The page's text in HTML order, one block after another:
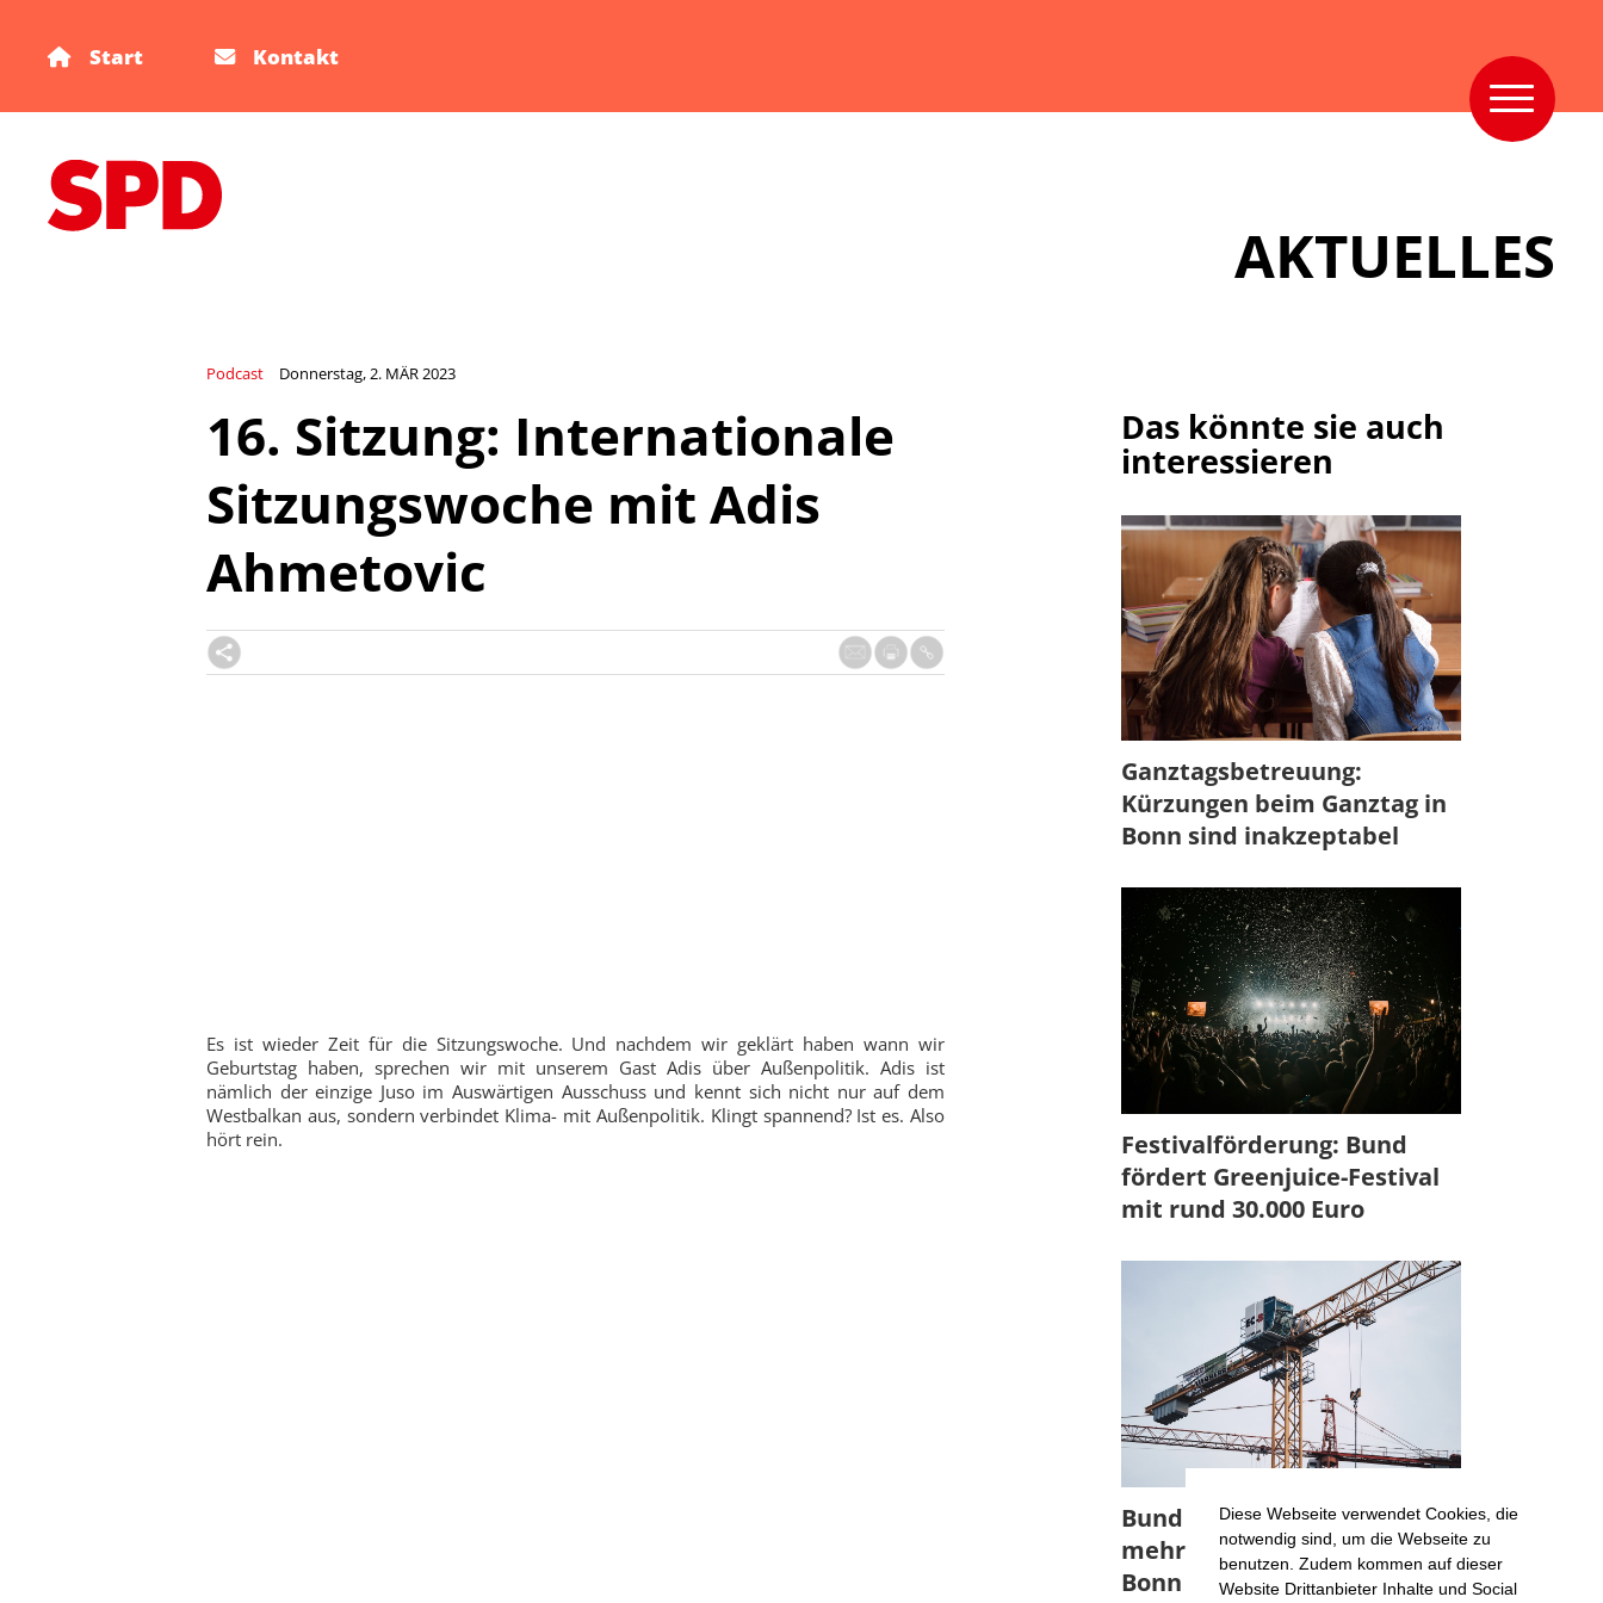
Diese Webseite verwendet Cookies, die
notwendig sind, um die Webseite zu
benutzen. Zudem kommen auf dieser
Website Drittanbieter Inhalte und Social
Start Kontakt
AKTUELLES
Podcast Donnerstag, 2. MÄR 2023
16. Sitzung: Internationale
Sitzungswoche mit Adis
Ahmetovic
Es ist wieder Zeit für die Sitzungswoche. Und nachdem wir geklärt haben wann wir
Geburtstag haben, sprechen wir mit unserem Gast Adis über Außenpolitik. Adis ist
nämlich der einzige Juso im Auswärtigen Ausschuss und kennt sich nicht nur auf dem
Westbalkan aus, sondern verbindet Klima- mit Außenpolitik. Klingt spannend? Ist es. Also
hört rein.
Das könnte sie auch
interessieren
Ganztagsbetreuung:
Kürzungen beim Ganztag in
Bonn sind inakzeptabel
Festivalförderung: Bund
fördert Greenjuice-Festival
mit rund 30.000 Euro
Bund fördert Projekt für
mehr Wohnraumflächen in
Bonn